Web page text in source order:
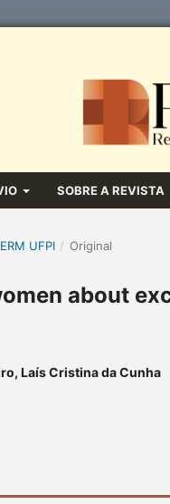
SOBRE A REVISTA
UFPI / Original
about
Laís Cristina da Cunha